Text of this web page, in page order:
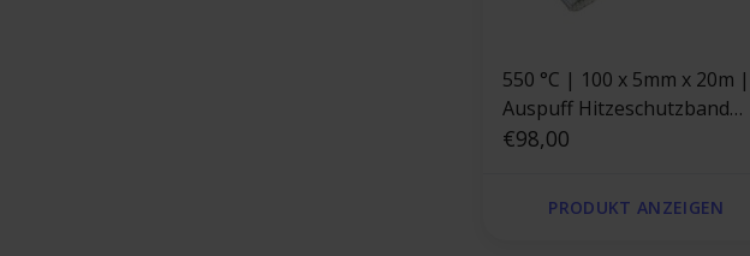
550 °C | 100 x 5mm x 20m |
Auspuff Hitzeschutzband
Keramik - Glasfaserverstärkt
€98,00
PRODUKT ANZEIGEN